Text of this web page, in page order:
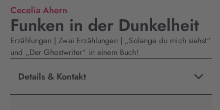
Cecelia Ahern
Funken in der Dunkelheit
Erzählungen | Zwei Erzählungen | „Solange du mich siehst“
und „Der Ghostwriter“ in einem Buch!
Details & Kontakt